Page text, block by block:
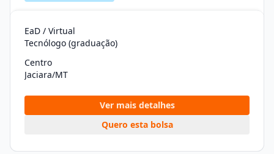
EaD / Virtual
Tecnólogo (graduação)
Centro
Jaciara/MT
Ver mais detalhes
Quero esta bolsa